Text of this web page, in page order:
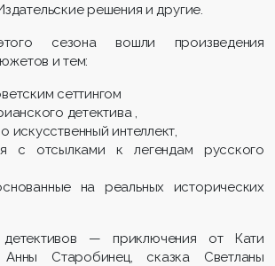
решения и другие.
сезона вошли произведения
и тем:
сеттингом
детектива ,
искусственный интеллект,
с отсылками к легендам русского
на реальных исторических
— приключения от Кати
Старобинец, сказка Светланы